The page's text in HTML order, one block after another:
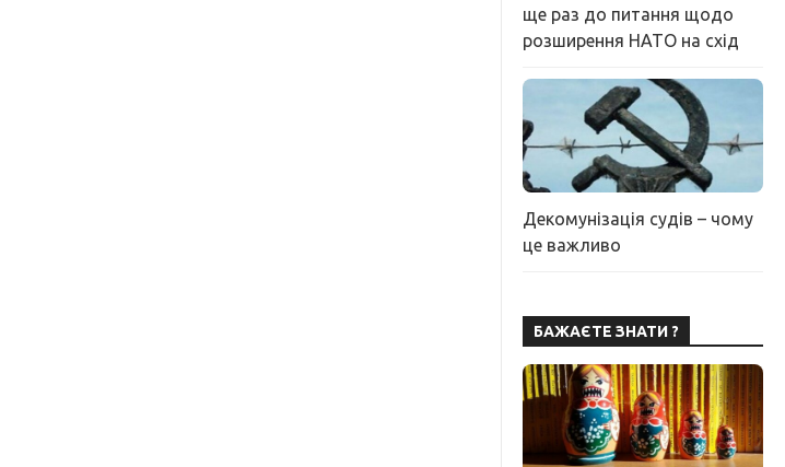
ще раз до питання щодо
розширення НАТО на схід
Декомунізація судів – чому
це важливо
БАЖАЄТЕ ЗНАТИ ?